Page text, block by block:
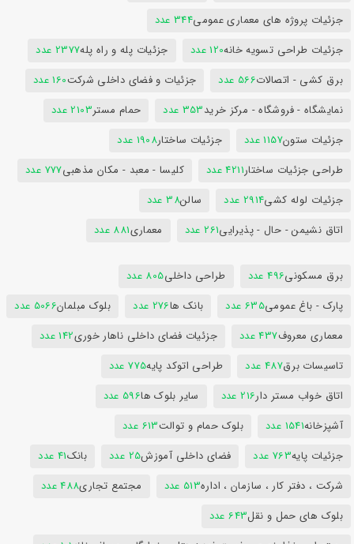
جزئیات پروژه های معماری عمومی344 عدد
جزئیات طراحی تسویه خانه120 عدد جزئیات پله و راه پله2377 عدد
برق کشی - اتصالات566 عدد جزئیات و فضای داخلی شرکت160 عدد
نمایشگاه - فروشگاه - مرکز خرید353 عدد حمام مستر2103 عدد
جزئیات ستون1157 عدد جزئیات ساختار1908 عدد
طراحی جزئیات ساختار4211 عدد کلیسا - معبد - مکان مذهبی777 عدد
جزئیات لوله کشی2914 عدد سالن38 عدد
اتاق نشیمن - حال - پذیرایی261 عدد معماری881 عدد
برق مسکونی496 عدد طراحی داخلی805 عدد
پارک - باغ عمومی635 عدد بانک ها276 عدد بلوک مبلمان5066 عدد
معماری معروف437 عدد جزئیات فضای داخلی ناهار خوری142 عدد
تاسیسات برق487 عدد طراحی اتوکد پایه775 عدد
اتاق خواب مستر دار216 عدد سایر بلوک ها596 عدد
آشپزخانه1541 عدد بلوک حمام و توالت613 عدد
جزئیات پایه763 عدد فضای داخلی آموزش25 عدد بانک41 عدد
شرکت ، دفتر کار ، سازمان ، اداره513 عدد مجتمع تجاری488 عدد
بلوک های حمل و نقل643 عدد